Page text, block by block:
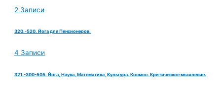
2 Записи
320.-520. Йога для Пенсионеров.
4 Записи
321.-300-505. Йога, Наука, Математика, Культура. Космос. Критическое мышление.